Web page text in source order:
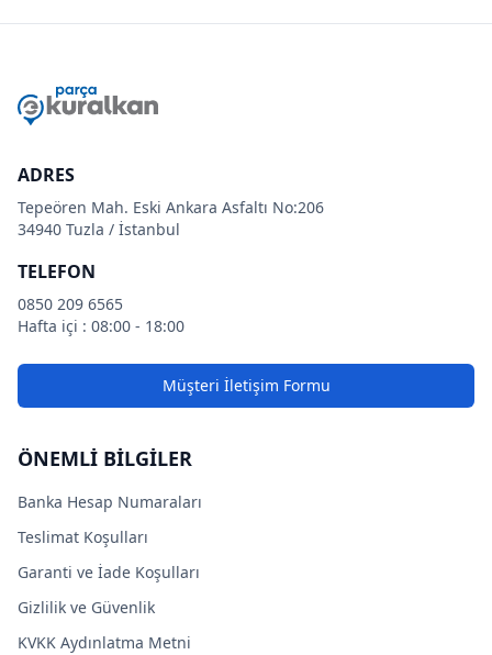
ADRES
Tepeören Mah. Eski Ankara Asfaltı No:206
34940 Tuzla / İstanbul
TELEFON
0850 209 6565
Hafta içi : 08:00 - 18:00
Müşteri İletişim Formu
ÖNEMLİ BİLGİLER
Banka Hesap Numaraları
Teslimat Koşulları
Garanti ve İade Koşulları
Gizlilik ve Güvenlik
KVKK Aydınlatma Metni